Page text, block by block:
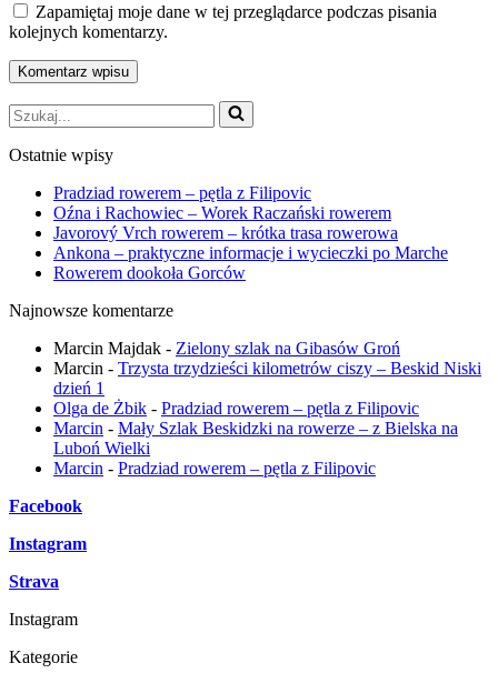
Zapamiętaj moje dane w tej przeglądarce podczas pisania
kolejnych komentarzy.
Szukaj...
Ostatnie wpisy
Pradziad rowerem – pętla z Filipovic
Oźna i Rachowiec – Worek Raczański rowerem
Javorový Vrch rowerem – krótka trasa rowerowa
Ankona – praktyczne informacje i wycieczki po Marche
Rowerem dookoła Gorców
Najnowsze komentarze
Marcin Majdak - Zielony szlak na Gibasów Groń
Marcin - Trzysta trzydzieści kilometrów ciszy – Beskid Niski
dzień 1
Olga de Żbik - Pradziad rowerem – pętla z Filipovic
Marcin - Mały Szlak Beskidzki na rowerze – z Bielska na
Luboń Wielki
Marcin - Pradziad rowerem – pętla z Filipovic
Facebook
Instagram
Strava
Instagram
Kategorie